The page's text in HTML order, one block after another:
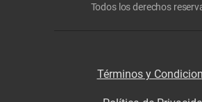
Todos los derechos
Términos y